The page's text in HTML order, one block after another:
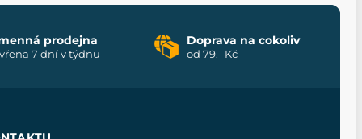
prodejna
7 dní v týdnu
Doprava na cokoliv
od 79,- Kč